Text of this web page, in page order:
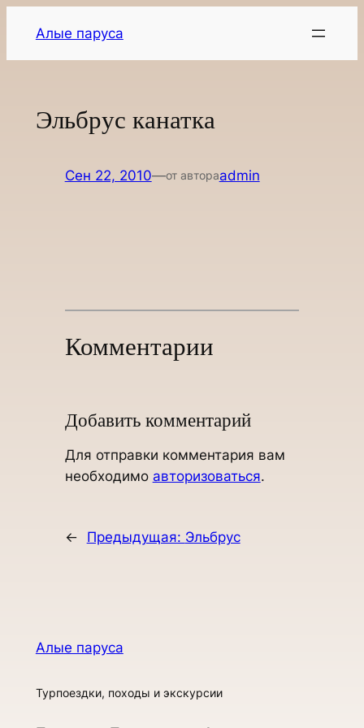
содержимому
Алые паруса
Эльбрус канатка
Сен 22, 2010—от автораadmin
Комментарии
Добавить комментарий
Для отправки комментария вам
необходимо авторизоваться.
← Предыдущая: Эльбрус
Алые паруса
Турпоездки, походы и экскурсии